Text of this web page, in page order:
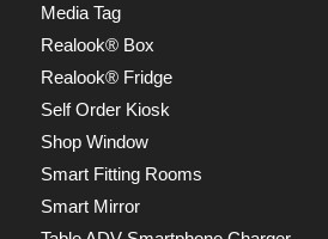
Media Tag
Realook® Box
Realook® Fridge
Self Order Kiosk
Shop Window
Smart Fitting Rooms
Smart Mirror